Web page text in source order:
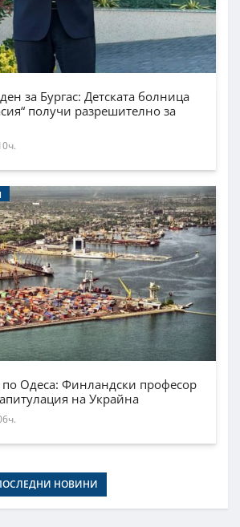
за Бургас: Детската болница
получи разрешително за
по Одеса: Финландски професор
на Украйна
НОВИНИ